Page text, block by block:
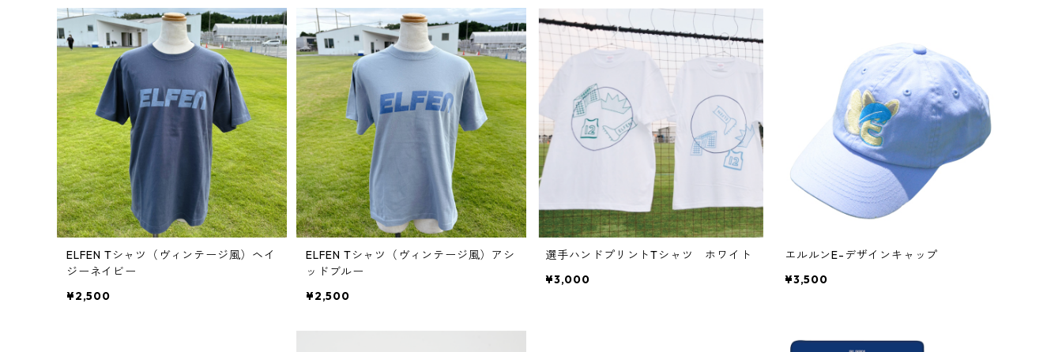
ELFEN Tシャツ（ヴィンテージ風）ヘイ
ジーネイビー
¥2,500
ELFEN Tシャツ（ヴィンテージ風）アシ
ッドブルー
¥2,500
選手ハンドプリントTシャツ ホワイト
¥3,000
エルルンE-デザインキャップ
¥3,500